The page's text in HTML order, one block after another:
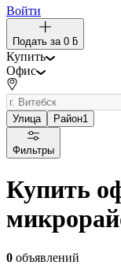
Войти
Подать за 0 ƃ
Купить
Офис
Улица Район1
Фильтры
Купить
0 объявлений